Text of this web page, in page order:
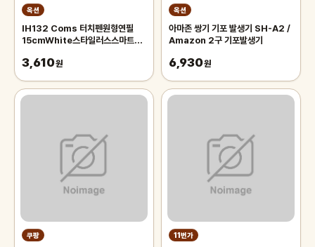
옥션
IH132 Coms 터치펜원형연필
15cmWhite스타일러스스마트폰
3,610원
옥션
아마존 쌍기 기포 발생기 SH-A2 /
Amazon 2구 기포발생기
6,930원
쿠팡 11번가